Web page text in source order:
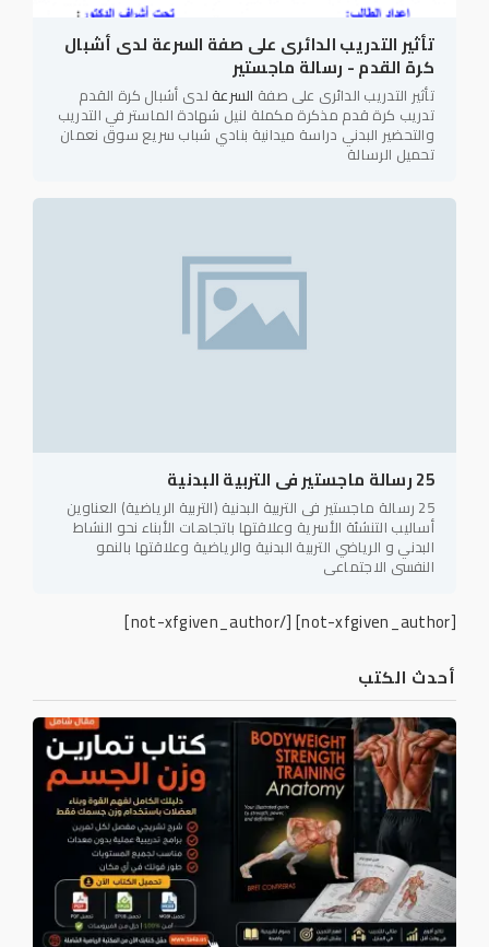
أحدث الكتب
تأثير التدريب الدائرى على صفة السرعة لدى أشبال
كرة القدم - رسالة ماجستير
تأثير التدريب الدائرى على صفة السرعة لدى أشبال كرة القدم
تدريب كرة قدم مذكرة مكملة لنيل شهادة الماستر في التدريب
والتحضير البدني دراسة ميدانية بنادي شباب سريع سوق نعمان
تحميل الرسالة
25 رسالة ماجستير فى التربية البدنية
25 رسالة ماجستير فى التربية البدنية (التربية الرياضية) العناوين
أساليب التنشئة الأسرية وعلاقتها باتجاهات الأبناء نحو النشاط
البدني و الرياضي التربية البدنية والرياضية وعلاقتها بالنمو
النفسي الاجتماعي
[not-xfgiven_author]
[/not-xfgiven_author]